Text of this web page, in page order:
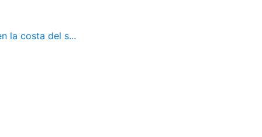
la costa del s...